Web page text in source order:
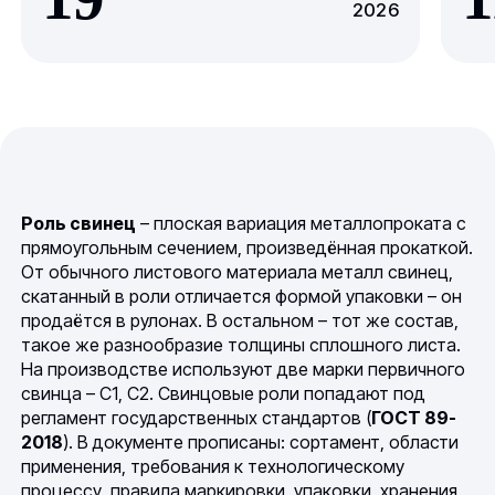
2026
Роль свинец – плоская вариация металлопроката с
прямоугольным сечением, произведённая прокаткой.
От обычного листового материала металл свинец,
скатанный в роли отличается формой упаковки – он
продаётся в рулонах. В остальном – тот же состав,
такое же разнообразие толщины сплошного листа.
На производстве используют две марки первичного
свинца – С1, С2. Свинцовые роли попадают под
регламент государственных стандартов (ГОСТ 89-
2018). В документе прописаны: сортамент, области
применения, требования к технологическому